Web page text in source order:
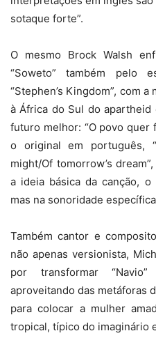
sotaque forte”.
O mesmo Brock Walsh
“Soweto” também pelo
“Stephen’s Kingdom”, com
à África do Sul do apartheid
futuro melhor: “O povo quer
o original em português,
might/Of tomorrow’s
a ideia básica da canção,
mas na sonoridade
Também cantor e
não apenas versionista,
por transformar
aproveitando das metáforas
para colocar a mulher
tropical, típico do imaginário